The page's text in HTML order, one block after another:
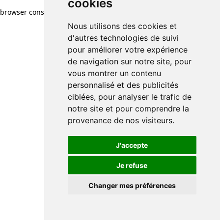
cookies
Nous utilisons des cookies et
d'autres technologies de suivi
pour améliorer votre expérience
de navigation sur notre site, pour
vous montrer un contenu
personnalisé et des publicités
ciblées, pour analyser le trafic de
notre site et pour comprendre la
provenance de nos visiteurs.
J'accepte
Je refuse
Changer mes préférences
cookies
Nous utilisons des cookies et
d'autres technologies de suivi
pour améliorer votre expérience
de navigation sur notre site, pour
vous montrer un contenu
personnalisé et des publicités
ciblées, pour analyser le trafic de
notre site et pour comprendre la
provenance de nos visiteurs.
J'accepte
Je refuse
Changer mes préférences
browser console for more information)